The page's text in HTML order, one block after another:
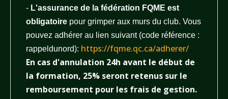
- L'assurance de la fédération FQME est
obligatoire pour grimper aux murs du club. Vous
pouvez adhérer au lien suivant (code référence :
rappeldunord): https://fqme.qc.ca/adherer/
En cas d'annulation 24h avant le début de
la formation, 25% seront retenus sur le
remboursement pour les frais de gestion.